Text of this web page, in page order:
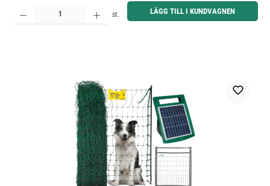
Produktkvantitet: Ange önskat belopp eller använd knapparna för att öka eller minska kvantiteten.
st. LÄGG TILL I KUNDVAGNEN